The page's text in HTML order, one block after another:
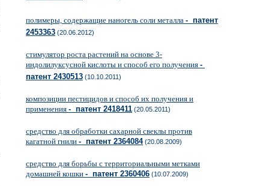
полимеры, содержащие наногель соли металла - патент
2453363 (20.06.2012)
стимулятор роста растений на основе 3-
индолилуксусной кислоты и способ его получения -
патент 2430513 (10.10.2011)
композиции пестицидов и способ их получения и
применения - патент 2418411 (20.05.2011)
средство для обработки сахарной свеклы против
кагатной гнили - патент 2364084(20.08.2009)
средство для борьбы с территориальными метками
домашней кошки - патент 2360406 (10.07.2009)